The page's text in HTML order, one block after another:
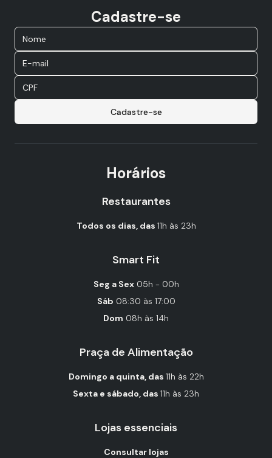
Cadastre-se
Cadastre-se
Horários
Restaurantes
Todos os dias, das 11h às 23h
Smart Fit
Seg a Sex 05h - 00h
Sáb 08:30 às 17:00
Dom 08h às 14h
Praça de Alimentação
Domingo a quinta, das 11h às 22h
Sexta e sábado, das 11h às 23h
Lojas essenciais
Consultar lojas